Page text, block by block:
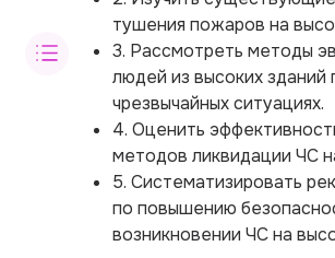
тушения пожаров на
3. Рассмотреть методы
людей из высоких зданий
чрезвычайных ситуациях.
4. Оценить
методов ликвидации ЧС
5. Систематизировать
по повышению
возникновении ЧС на